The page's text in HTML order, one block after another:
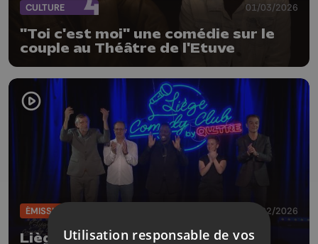
CULTURE 01/03/2026
"Toi c'est moi" une comédie sur le
couple au Théâtre de l'Etuve
ÉMISSIONS 13/02/2026
Liège Comedy Club by Qu4tre
Utilisation responsable de vos